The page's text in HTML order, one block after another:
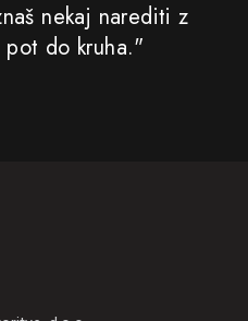
nekaj narediti z
do kruha."